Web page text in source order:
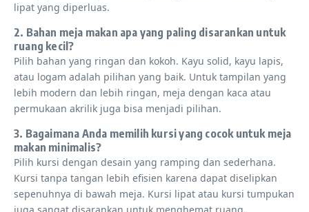
lipat yang diperluas.
2. Bahan meja makan apa yang paling disarankan untuk
ruang kecil?
Pilih bahan yang ringan dan kokoh. Kayu solid, kayu lapis,
atau logam adalah pilihan yang baik. Untuk tampilan yang
lebih modern dan lebih ringan, meja dengan kaca atau
permukaan akrilik juga bisa menjadi pilihan.
3. Bagaimana Anda memilih kursi yang cocok untuk meja
makan minimalis?
Pilih kursi dengan desain yang ramping dan sederhana.
Kursi tanpa tangan lebih efisien karena dapat diselipkan
sepenuhnya di bawah meja. Kursi lipat atau kursi tumpukan